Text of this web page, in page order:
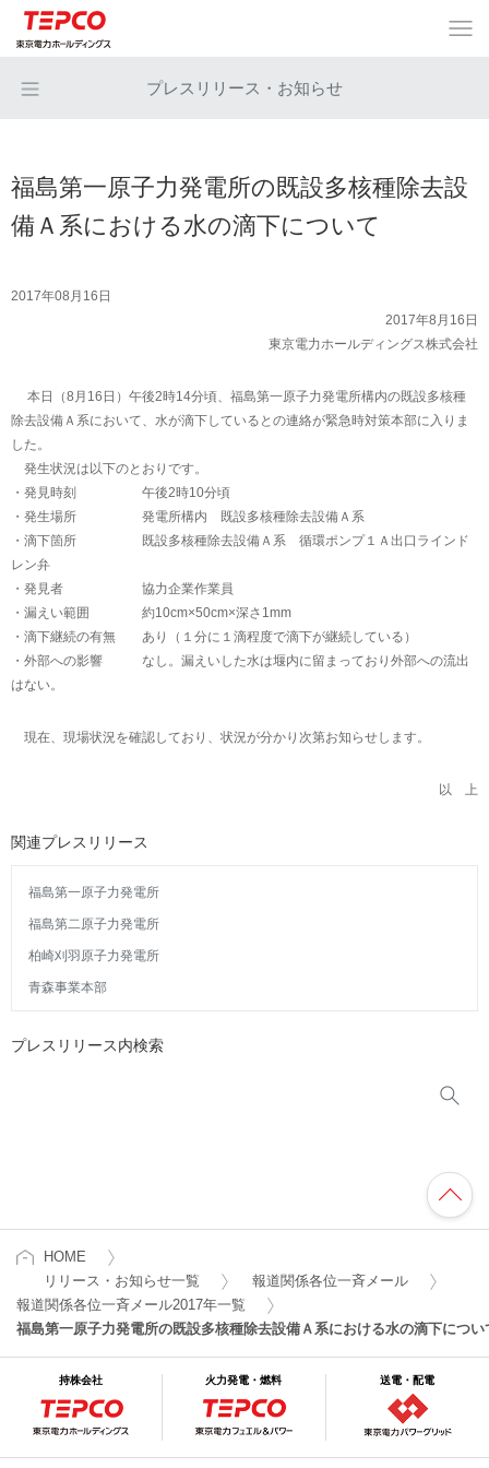
プレスリリース・お知らせ
福島第一原子力発電所の既設多核種除去設
備Ａ系における水の滴下について
2017年08月16日
2017年8月16日
東京電力ホールディングス株式会社
本日（8月16日）午後2時14分頃、福島第一原子力発電所構内の既設多核種
除去設備Ａ系において、水が滴下しているとの連絡が緊急時対策本部に入りま
した。
発生状況は以下のとおりです。
・発見時刻 午後2時10分頃
・発生場所 発電所構内 既設多核種除去設備Ａ系
・滴下箇所 既設多核種除去設備Ａ系 循環ポンプ１Ａ出口ラインド
レン弁
・発見者 協力企業作業員
・漏えい範囲 約10cm×50cm×深さ1mm
・滴下継続の有無 あり（１分に１滴程度で滴下が継続している）
・外部への影響 なし。漏えいした水は堰内に留まっており外部への流出
はない。
現在、現場状況を確認しており、状況が分かり次第お知らせします。
以 上
関連プレスリリース
福島第一原子力発電所
福島第二原子力発電所
柏崎刈羽原子力発電所
青森事業本部
プレスリリース内検索
HOME
リリース・お知らせ一覧
報道関係各位一斉メール
報道関係各位一斉メール2017年一覧
福島第一原子力発電所の既設多核種除去設備Ａ系における水の滴下につい
持株会社 火力発電・燃料 送電・配電